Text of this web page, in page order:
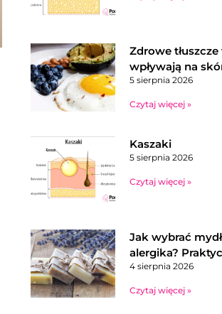
Zdrowe
wpływają na
5 sierpnia 2026
Czytaj więcej »
Kaszaki
5 sierpnia 2026
Czytaj więcej »
Jak wybrać
alergika?
4 sierpnia 2026
Czytaj więcej »